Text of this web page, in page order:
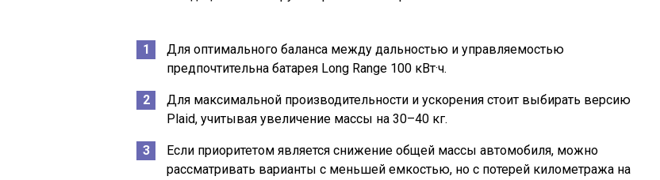
Для оптимального баланса между дальностью и управляемостью
предпочтительна батарея Long Range 100 кВт·ч.
Для максимальной производительности и ускорения стоит выбирать версию
Plaid, учитывая увеличение массы на 30–40 кг.
Если приоритетом является снижение общей массы автомобиля, можно
рассматривать варианты с меньшей емкостью, но с потерей километража на